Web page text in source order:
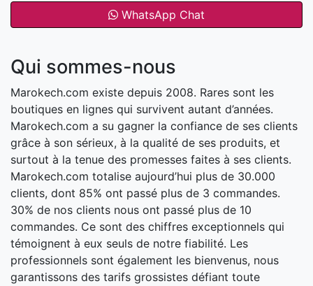
WhatsApp Chat
Qui sommes-nous
Marokech.com existe depuis 2008. Rares sont les
boutiques en lignes qui survivent autant d’années.
Marokech.com a su gagner la confiance de ses clients
grâce à son sérieux, à la qualité de ses produits, et
surtout à la tenue des promesses faites à ses clients.
Marokech.com totalise aujourd’hui plus de 30.000
clients, dont 85% ont passé plus de 3 commandes.
30% de nos clients nous ont passé plus de 10
commandes. Ce sont des chiffres exceptionnels qui
témoignent à eux seuls de notre fiabilité. Les
professionnels sont également les bienvenus, nous
garantissons des tarifs grossistes défiant toute